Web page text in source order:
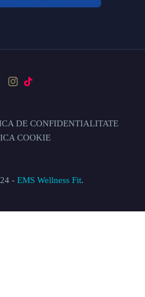
DE CONFIDENTIALITATE
COOKIE
- EMS Wellness Fit.